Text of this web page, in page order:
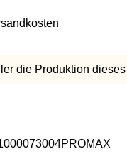
die Produktion